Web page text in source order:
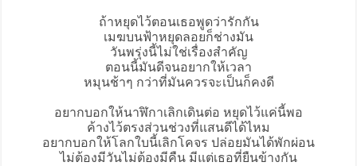
ถ้าหยุดไว้ตอนเธอพูดว่ารักกัน
เมฆบนฟ้าหยุดลอยก็ช่างมัน
วันพรุ่งนี้ไม่ใช่เรื่องสำคัญ
ตอนนี้มันดีจนอยากให้เวลา
หมุนช้าๆ กว่าที่มันควรจะเป็นก็คงดี
อยากบอกให้นาฬิกาเลิกเดินต่อ หยุดไว้แค่นี้พอ
ค้างไว้ตรงส่วนช่วงที่แสนดีได้ไหม
อยากบอกให้โลกใบนี้เลิกโคจร ปล่อยมันได้พักผ่อน
ไม่ต้องมีวันไม่ต้องมีคืน มีแต่เธอที่ยืนข้างกัน